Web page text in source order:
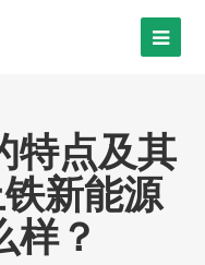
特点及其
新能源
样？